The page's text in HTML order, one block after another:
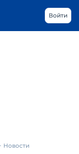
Войти
Новости